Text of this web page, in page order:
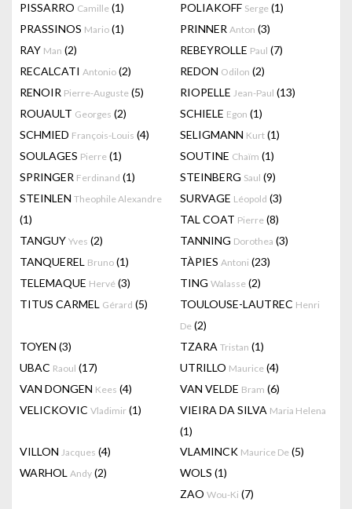
PISSARRO Camille (1) POLIAKOFF Serge (1)
PRASSINOS Mario (1) PRINNER Anton (3)
RAY Man (2) REBEYROLLE Paul (7)
RECALCATI Antonio (2) REDON Odilon (2)
RENOIR Pierre-Auguste (5) RIOPELLE Jean-Paul (13)
ROUAULT Georges (2) SCHIELE Egon (1)
SCHMIED François-Louis (4) SELIGMANN Kurt (1)
SOULAGES Pierre (1) SOUTINE Chaïm (1)
SPRINGER Ferdinand (1) STEINBERG Saul (9)
STEINLEN Theophile Alexandre
(1)
SURVAGE Léopold (3)
TAL COAT Pierre (8)
TANGUY Yves (2) TANNING Dorothea (3)
TANQUEREL Bruno (1) TÀPIES Antoni (23)
TELEMAQUE Hervé (3) TING Walasse (2)
TITUS CARMEL Gérard (5) TOULOUSE-LAUTREC Henri
De (2)
TOYEN (3) TZARA Tristan (1)
UBAC Raoul (17) UTRILLO Maurice (4)
VAN DONGEN Kees (4) VAN VELDE Bram (6)
VELICKOVIC Vladimir (1) VIEIRA DA SILVA Maria Helena
(1)
VILLON Jacques (4) VLAMINCK Maurice De (5)
WARHOL Andy (2) WOLS (1)
ZAO Wou-Ki (7)